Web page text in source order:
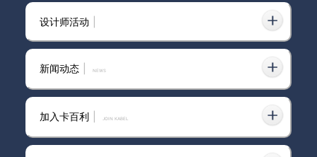
艺术涂料背景墙效果图,艺术风格
2026年用过才知道，净醛艺术
设计师活动
新闻动态 news
加入卡百利 JOIN KABEL